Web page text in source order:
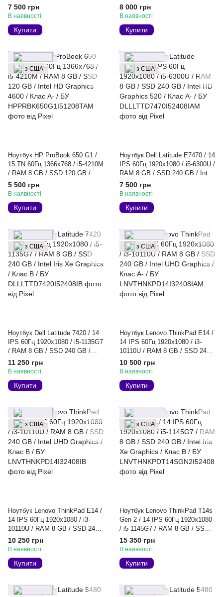
GB / Intel HD Graphics 530 /
Клас A- / БУ
7 500 грн
В наявності
Купити
HD Graphics 520 / Клас A- / БУ
8 000 грн
В наявності
Купити
з США
Ноутбук HP ProBook 650 G1 /
15 TN 60Гц 1366x768 / i5-4210M
/ RAM 8 GB / SSD 120 GB /
Intel HD Graphics 4600 / Клас
A- / БУ
5 500 грн
В наявності
Купити
з США
Ноутбук Dell Latitude E7470 / 14
IPS 60Гц 1920x1080 / i5-6300U /
RAM 8 GB / SSD 240 GB / Intel
HD Graphics 520 / Клас A- / БУ
7 500 грн
В наявності
Купити
з США
Ноутбук Dell Latitude 7420 / 14
IPS 60Гц 1920x1080 / i5-1135G7
/ RAM 8 GB / SSD 240 GB /
Intel Iris Xe Graphics / Клас B /
БУ
11 250 грн
В наявності
Купити
з США
Ноутбук Lenovo ThinkPad E14 /
14 IPS 60Гц 1920x1080 / i3-
10110U / RAM 8 GB / SSD 240
GB / Intel UHD Graphics / Клас
A- / БУ
10 500 грн
В наявності
Купити
з США
Ноутбук Lenovo ThinkPad E14 /
14 IPS 60Гц 1920x1080 / i3-
10110U / RAM 8 GB / SSD 240
GB / Intel UHD Graphics / Клас
B / БУ
10 250 грн
В наявності
Купити
з США
Ноутбук Lenovo ThinkPad T14s
Gen 2 / 14 IPS 60Гц 1920x1080
/ i5-1145G7 / RAM 8 GB / SSD
240 GB / Intel Iris Xe Graphics /
Клас B / БУ
15 350 грн
В наявності
Купити